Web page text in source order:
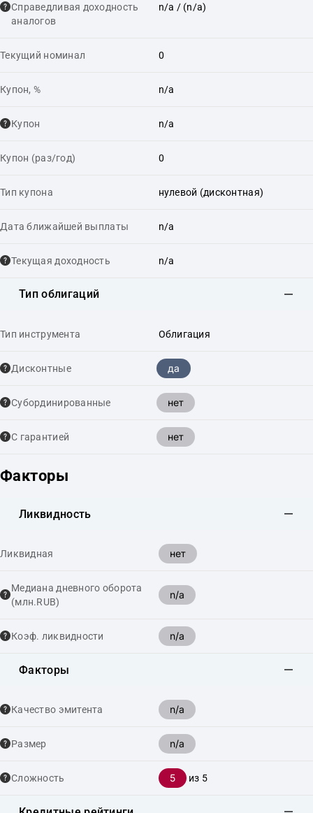
Справедливая доходность
аналогов
n/a / (n/a)
Текущий номинал 0
Купон, % n/a
Купон n/a
Купон (раз/год) 0
Тип купона нулевой (дисконтная)
Дата ближайшей выплаты n/a
Текущая доходность n/a
Тип облигаций
Тип инструмента Облигация
Дисконтные да
Cубординированные нет
С гарантией нет
Факторы
Ликвидность
Ликвидная нет
Медиана дневного оборота
(млн.RUB)
n/a
Коэф. ликвидности n/a
Факторы
Качество эмитента n/a
Размер n/a
Сложность 5 из 5